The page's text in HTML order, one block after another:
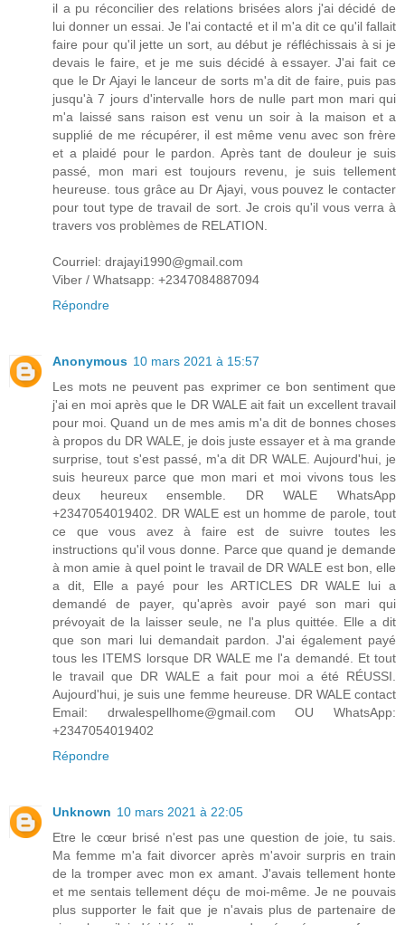
il a pu réconcilier des relations brisées alors j'ai décidé de
lui donner un essai. Je l'ai contacté et il m'a dit ce qu'il fallait
faire pour qu'il jette un sort, au début je réfléchissais à si je
devais le faire, et je me suis décidé à essayer. J'ai fait ce
que le Dr Ajayi le lanceur de sorts m'a dit de faire, puis pas
jusqu'à 7 jours d'intervalle hors de nulle part mon mari qui
m'a laissé sans raison est venu un soir à la maison et a
supplié de me récupérer, il est même venu avec son frère
et a plaidé pour le pardon. Après tant de douleur je suis
passé, mon mari est toujours revenu, je suis tellement
heureuse. tous grâce au Dr Ajayi, vous pouvez le contacter
pour tout type de travail de sort. Je crois qu'il vous verra à
travers vos problèmes de RELATION.
Courriel: drajayi1990@gmail.com
Viber / Whatsapp: +2347084887094
Répondre
Anonymous 10 mars 2021 à 15:57
Les mots ne peuvent pas exprimer ce bon sentiment que
j'ai en moi après que le DR WALE ait fait un excellent travail
pour moi. Quand un de mes amis m'a dit de bonnes choses
à propos du DR WALE, je dois juste essayer et à ma grande
surprise, tout s'est passé, m'a dit DR WALE. Aujourd'hui, je
suis heureux parce que mon mari et moi vivons tous les
deux heureux ensemble. DR WALE WhatsApp
+2347054019402. DR WALE est un homme de parole, tout
ce que vous avez à faire est de suivre toutes les
instructions qu'il vous donne. Parce que quand je demande
à mon amie à quel point le travail de DR WALE est bon, elle
a dit, Elle a payé pour les ARTICLES DR WALE lui a
demandé de payer, qu'après avoir payé son mari qui
prévoyait de la laisser seule, ne l'a plus quittée. Elle a dit
que son mari lui demandait pardon. J'ai également payé
tous les ITEMS lorsque DR WALE me l'a demandé. Et tout
le travail que DR WALE a fait pour moi a été RÉUSSI.
Aujourd'hui, je suis une femme heureuse. DR WALE contact
Email: drwalespellhome@gmail.com OU WhatsApp:
+2347054019402
Répondre
Unknown 10 mars 2021 à 22:05
Etre le cœur brisé n'est pas une question de joie, tu sais.
Ma femme m'a fait divorcer après m'avoir surpris en train
de la tromper avec mon ex amant. J'avais tellement honte
et me sentais tellement déçu de moi-même. Je ne pouvais
plus supporter le fait que je n'avais plus de partenaire de